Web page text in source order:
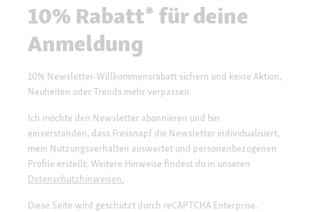
10% Rabatt* für deine
Anmeldung
10% Newsletter-Willkommensrabatt sichern und keine Aktion,
Neuheiten oder Trends mehr verpassen
Ich möchte den Newsletter abonnieren und bin
einverstanden, dass Fressnapf die Newsletter individualisiert,
mein Nutzungsverhalten auswertet und personenbezogenen
Profile erstellt. Weitere Hinweise findest du in unseren
Datenschutzhinweisen.
Diese Seite wird geschützt durch reCAPTCHA Enterprise.